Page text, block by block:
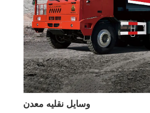
وسایل نقلیه معدن